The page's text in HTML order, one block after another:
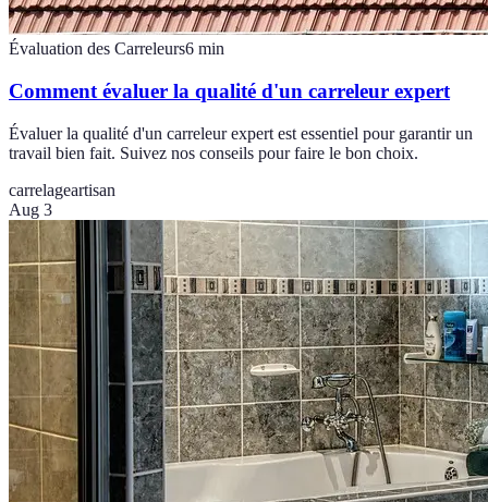
Évaluation des Carreleurs6 min
Comment évaluer la qualité d'un carreleur expert
Évaluer la qualité d'un carreleur expert est essentiel pour garantir un
travail bien fait. Suivez nos conseils pour faire le bon choix.
carrelageartisan
Aug 3